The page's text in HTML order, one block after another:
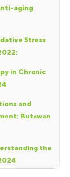
aging
Stress
in Chronic
and
Butawan
the